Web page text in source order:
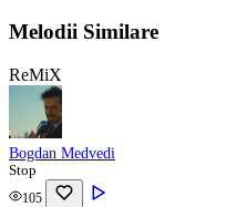
Melodii Similare
ReMiX
Bogdan Medvedi
Stop
105